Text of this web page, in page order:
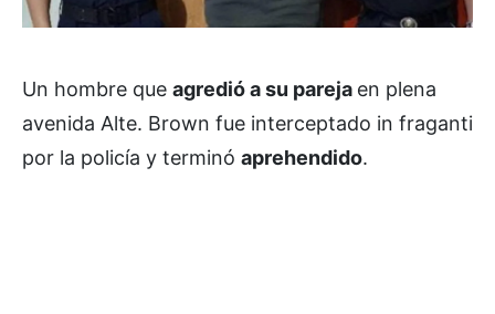
Un hombre que agredió a su pareja en plena
avenida Alte. Brown fue interceptado in fraganti
por la policía y terminó aprehendido.